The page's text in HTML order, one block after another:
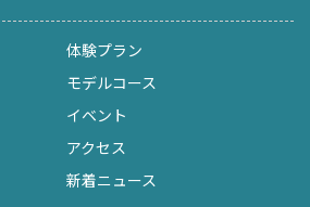
体験プラン
モデルコース
イベント
アクセス
新着ニュース